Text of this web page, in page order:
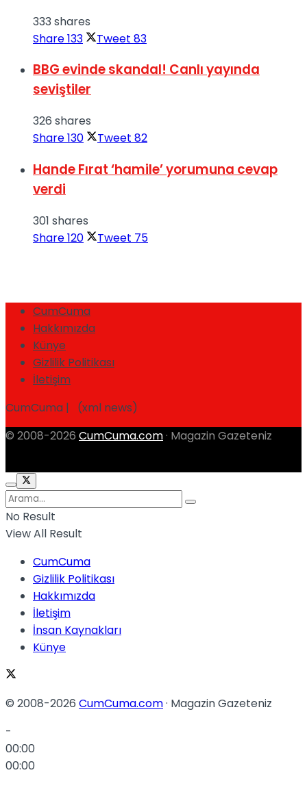
333 shares
Share133 Tweet 83
BBG evinde skandal! Canlı yayında
seviştiler
326 shares
Share130 Tweet 82
Hande Fırat ‘hamile’ yorumuna cevap
verdi
301 shares
Share120 Tweet 75
CumCuma
Hakkımızda
Künye
Gizlilik Politikası
İletişim
CumCuma | (xml news)
© 2008-2026 CumCuma.com · Magazin Gazeteniz
No Result
View All Result
CumCuma
Gizlilik Politikası
Hakkımızda
İletişim
İnsan Kaynakları
Künye
© 2008-2026 CumCuma.com· Magazin Gazeteniz
-
00:00
00:00